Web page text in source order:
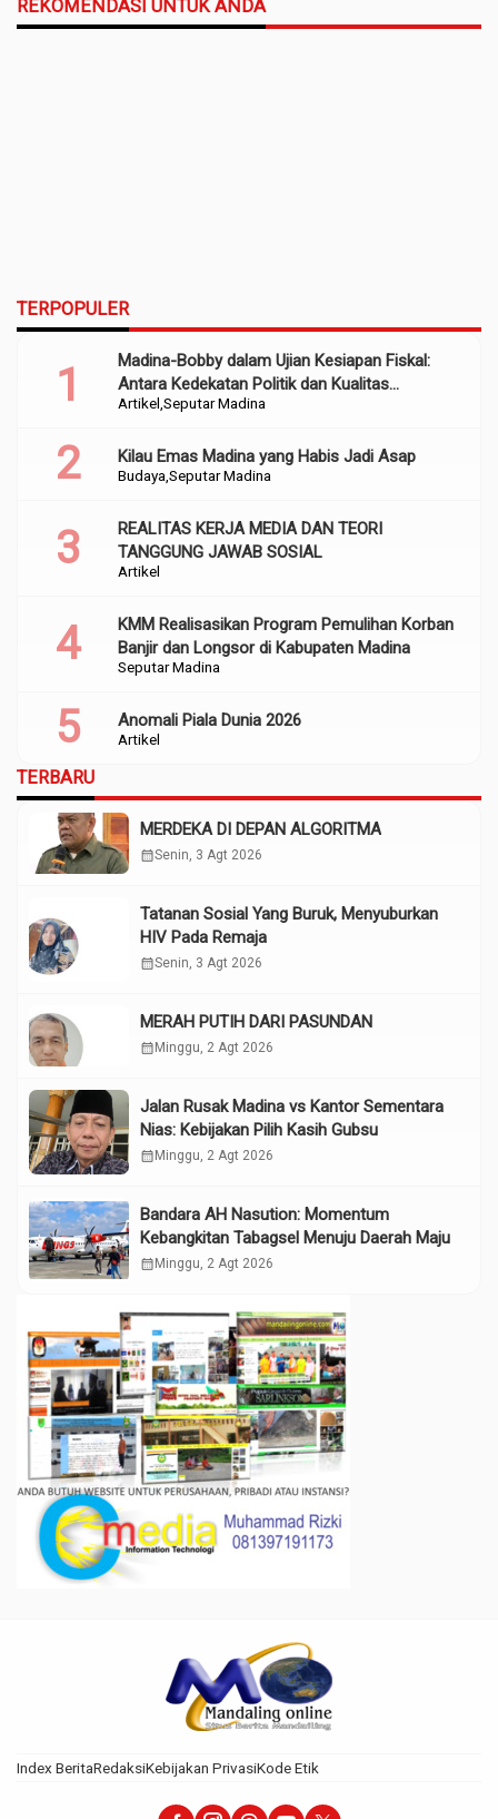
REKOMENDASI UNTUK ANDA
TERPOPULER
Artikel Seputar Madina
Madina-Bobby dalam Ujian Kesiapan Fiskal:
Antara Kedekatan Politik dan Kualitas
Perencanaan
Budaya Seputar Madina
Kilau Emas Madina yang Habis Jadi Asap
Artikel
REALITAS KERJA MEDIA DAN TEORI
TANGGUNG JAWAB SOSIAL
Seputar Madina
KMM Realisasikan Program Pemulihan Korban
Banjir dan Longsor di Kabupaten Madina
Artikel
Anomali Piala Dunia 2026
TERBARU
MERDEKA DI DEPAN ALGORITMA
calendar_monthSenin, 3 Agt 2026
Tatanan Sosial Yang Buruk, Menyuburkan
HIV Pada Remaja
calendar_monthSenin, 3 Agt 2026
MERAH PUTIH DARI PASUNDAN
calendar_month Minggu, 2 Agt 2026
Jalan Rusak Madina vs Kantor Sementara
Nias: Kebijakan Pilih Kasih Gubsu
calendar_month Minggu, 2 Agt 2026
Bandara AH Nasution: Momentum
Kebangkitan Tabagsel Menuju Daerah Maju
calendar_month Minggu, 2 Agt 2026
Index BeritaRedaksiKebijakan PrivasiKode Etik